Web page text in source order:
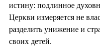
истину: подлинное
Церкви измеряется не
разделить унижение и
своих детей.